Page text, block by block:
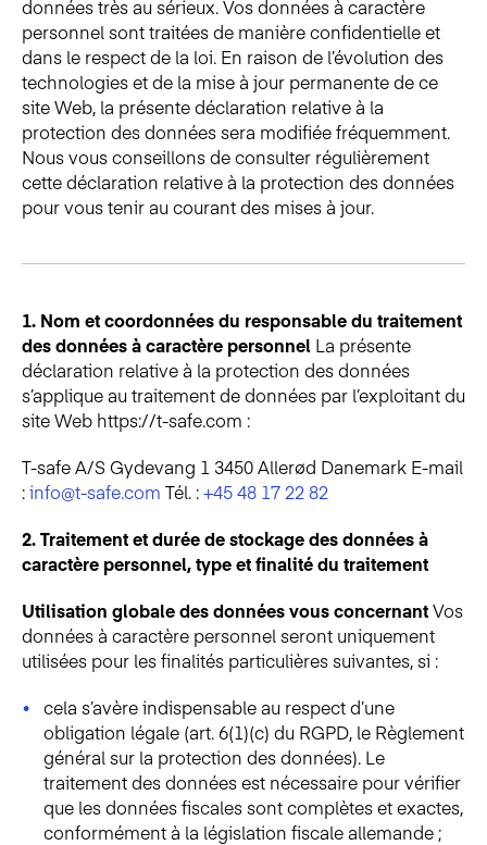
données très au sérieux. Vos données à caractère
personnel sont traitées de manière confidentielle et
dans le respect de la loi. En raison de l’évolution des
technologies et de la mise à jour permanente de ce
site Web, la présente déclaration relative à la
protection des données sera modifiée fréquemment.
Nous vous conseillons de consulter régulièrement
cette déclaration relative à la protection des données
pour vous tenir au courant des mises à jour.
1. Nom et coordonnées du responsable du traitement
des données à caractère personnel La présente
déclaration relative à la protection des données
s’applique au traitement de données par l’exploitant du
site Web https://t-safe.com :
T-safe A/S Gydevang 1 3450 Allerød Danemark E-mail
:info@t-safe.com Tél. :+45 48 17 22 82
2. Traitement et durée de stockage des données à
caractère personnel, type et finalité du traitement
Utilisation globale des données vous concernantVos
données à caractère personnel seront uniquement
utilisées pour les finalités particulières suivantes, si :
cela s’avère indispensable au respect d’une
obligation légale (art. 6(1)(c) du RGPD, le Règlement
général sur la protection des données). Le
traitement des données est nécessaire pour vérifier
que les données fiscales sont complètes et exactes,
conformément à la législation fiscale allemande ;